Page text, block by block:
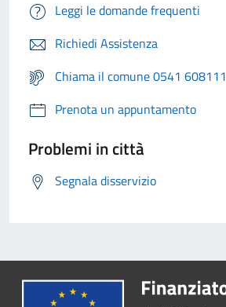
Leggi le domande frequenti
Richiedi Assistenza
Chiama il comune 0541 608111
Prenota un appuntamento
Problemi in città
Segnala disservizio